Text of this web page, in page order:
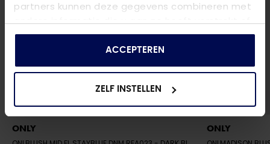
partners kunnen deze gegevens combineren met
andere informatie die u aan ze heeft verstrekt of
die ze hebben verzameld op basis van uw gebruik
ACCEPTEREN
ZELF INSTELLEN
ONLY ONLY